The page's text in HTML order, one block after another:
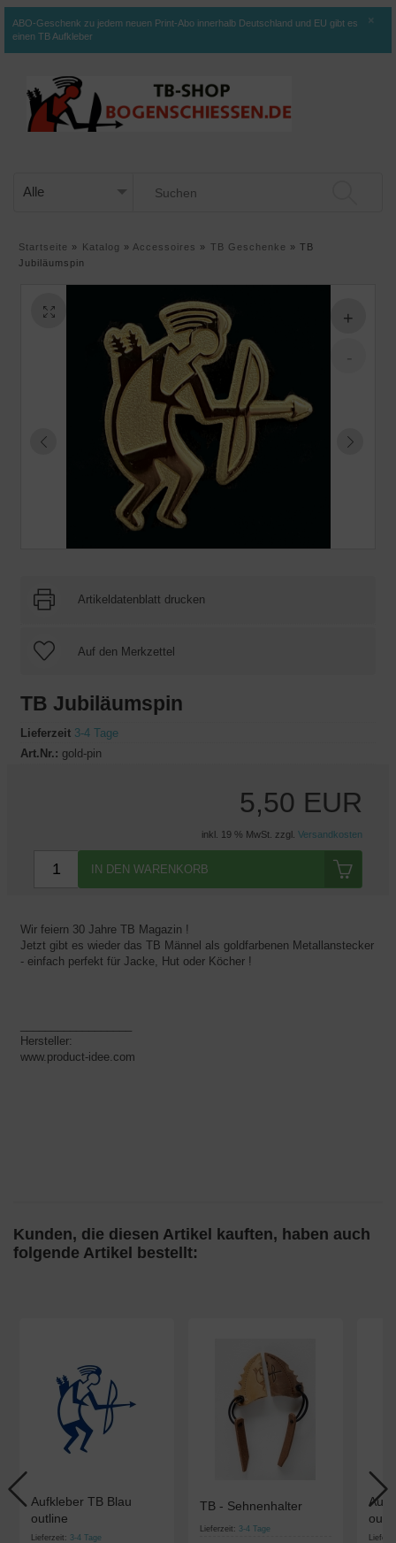
ABO-Geschenk zu jedem neuen Print-Abo innerhalb Deutschland und EU gibt es
einen TB Aufkleber
×
Startseite » Katalog » Accessoires » TB Geschenke »TB
Jubiläumspin
Artikeldatenblatt drucken
TB Jubiläumspin
Lieferzeit 3-4 Tage
Art.Nr.: gold-pin
5,50 EUR
inkl. 19 % MwSt. zzgl. Versandkosten
IN DEN WARENKORB
Wir feiern 30 Jahre TB Magazin !
Jetzt gibt es wieder das TB Männel als goldfarbenen Metallanstecker
- einfach perfekt für Jacke, Hut oder Köcher !
Hersteller:
www.product-idee.com
Kunden, die diesen Artikel kauften, haben auch
folgende Artikel bestellt:
Aufkleber TB Blau
outline
Lieferzeit: 3-4 Tage
TB - Sehnenhalter
Lieferzeit: 3-4 Tage